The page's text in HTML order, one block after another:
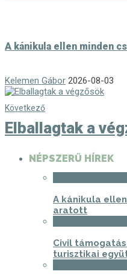
A kánikula ellen minden
Kelemen Gábor 2026-08-03
Következő
Elballagtak a
NÉPSZERŰ HÍREK
A kánikula
aratott
Civil
turisztikai